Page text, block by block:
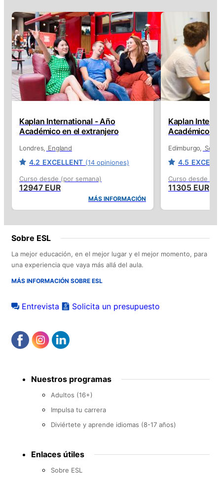
Kaplan International - Año
Académico en el extranjero
Londres England
4.2 EXCELLENT (14 opiniones)
Curso desde (por semana)
12947 EUR
MÁS INFORMACIÓN
Kaplan
Académico
Edimburgo
4.5
Curso desde
11305 EUR
Sobre ESL
La mejor educación, en el mejor lugar y el mejor momento, para
una experiencia que vaya más allá del aula.
MÁS INFORMACIÓN SOBRE ESL
Entrevista Solicita un presupuesto
menu Nuestros programas
Adultos (16+)
Impulsa tu carrera
Diviértete y aprende idiomas (8-17 años)
Enlaces útiles
Sobre ESL